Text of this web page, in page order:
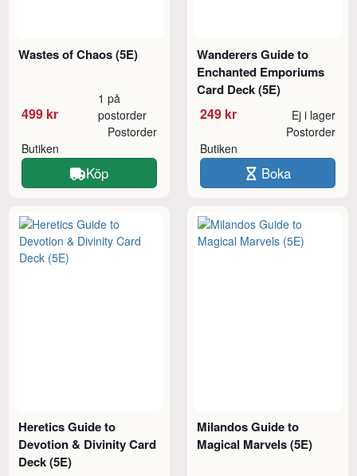
Wastes of Chaos (5E)
499 kr
1 på
postorder
Butiken
Postorder
Köp
Wanderers Guide to
Enchanted Emporiums
Card Deck (5E)
249 kr Ej i lager
Butiken
Postorder
Boka
Heretics Guide to
Devotion & Divinity Card
Deck (5E)
Milandos Guide to
Magical Marvels (5E)